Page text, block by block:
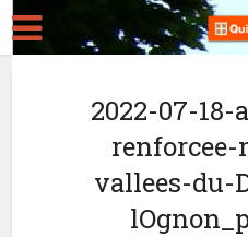
2022-07-
vallees-du-